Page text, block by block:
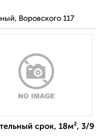
Воровского 117
срок, 18м², 3/9